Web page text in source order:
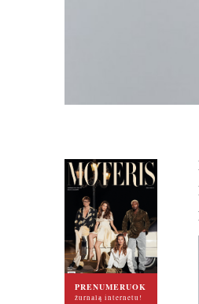
PRENUMERUOK
žurnalą internetu!